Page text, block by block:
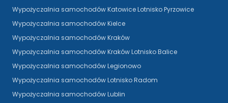
Wypożyczalnia samochodów Katowice Lotnisko Pyrzowice
Wypożyczalnia samochodów Kielce
Wypożyczalnia samochodów Kraków
Wypożyczalnia samochodów Kraków Lotnisko Balice
Wypożyczalnia samochodów Legionowo
Wypożyczalnia samochodów Lotnisko Radom
Wypożyczalnia samochodów Lublin